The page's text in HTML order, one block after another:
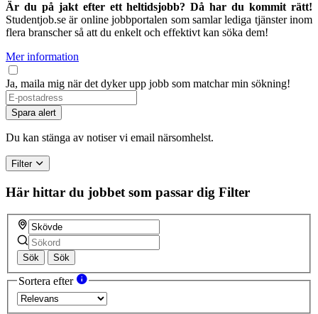
Är du på jakt efter ett heltidsjobb? Då har du kommit rätt!
Studentjob.se är online jobbportalen som samlar lediga tjänster inom
flera branscher så att du enkelt och effektivt kan söka dem!
Mer information
Ja, maila mig när det dyker upp jobb som matchar min sökning!
If
you
are
a
ignore
this
field
Spara alert
Du kan stänga av notiser vi email närsomhelst.
Filter
Här hittar du jobbet som passar dig Filter
Sök Sök
Sortera efter